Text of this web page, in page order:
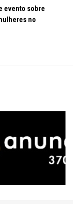
evento sobre
no